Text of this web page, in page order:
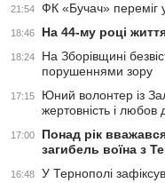
21:54 ФК «Бучач» переміг
18:46 На 44-му році
18:24
На Зборівщині
порушеннями зору
17:15
Юний волонтер із
жертовність і любов
17:00
Понад рік
загибель воїна з
16:48 У Тернополі